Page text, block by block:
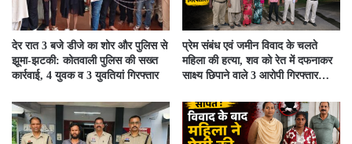
देर रात 3 बजे डीजे का शोर और पुलिस से
झूमा-झटकी: कोतवाली पुलिस की सख्त
कार्रवाई, 4 युवक व 3 युवतियां गिरफ्तार
प्रेम संबंध एवं जमीन विवाद के चलते
महिला की हत्या, शव को रेत में दफनाकर
साक्ष्य छिपाने वाले 3 आरोपी गिरफ्तार…